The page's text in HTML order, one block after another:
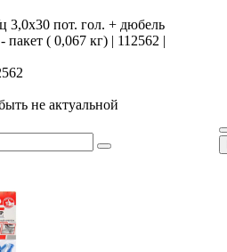
пот. гол. + дюбель
пакет ( 0,067 кг) | 112562 |
не актуальной